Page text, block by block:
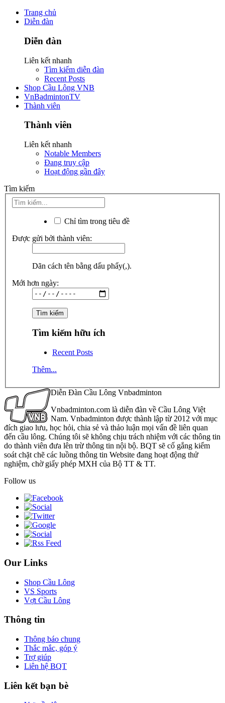
Trang chủ
Diễn đàn
Diễn đàn
Liên kết nhanh
Tìm kiếm diễn đàn
Recent Posts
Shop Cầu Lông VNB
VnBadmintonTV
Thành viên
Thành viên
Liên kết nhanh
Notable Members
Đang truy cập
Hoạt động gần đây
Tìm kiếm
Chỉ tìm trong tiêu đề
Được gửi bởi thành viên:
Dãn cách tên bằng dấu phẩy(,).
Mới hơn ngày:
Tìm kiếm hữu ích
Recent Posts
Thêm...
Diễn Đàn Cầu Lông Vnbadminton
Vnbadminton.com là diễn đàn về Cầu Lông Việt
Nam. Vnbadminton được thành lập từ 2012 với mục
đích giao lưu, học hỏi, chia sẻ và thảo luận mọi vấn đề liên quan
đến cầu lông. Chúng tôi sẽ không chịu trách nhiệm với các thông tin
do thành viên đưa lên trừ thông tin nội bộ. BQT sẽ cố gắng kiểm
soát chặt chẽ các luồng thông tin Website đang hoạt động thử
nghiệm, chờ giấy phép MXH của Bộ TT & TT.
Follow us
Our Links
Shop Cầu Lông
VS Sports
Vợt Cầu Lông
Thông tin
Thông báo chung
Thắc mắc, góp ý
Trợ giúp
Liên hệ BQT
Liên kết bạn bè